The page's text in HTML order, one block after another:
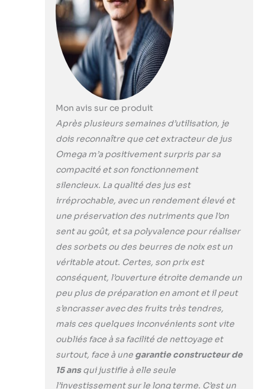
buses à pâtes |
Moteur 200 W
|Tension 220 V Le
capuchon
d'extrémité
réglable comporte
trois réglages
meilleur parti de
vos fruits, légumes
et légumes-
feuilles.
Mon avis sur ce produit
Après plusieurs semaines d’utilisation, je
dois reconnaître que cet extracteur de jus
Omega m’a positivement surpris par sa
compacité et son fonctionnement
silencieux. La qualité des jus est
irréprochable, avec un rendement élevé et
une préservation des nutriments que l’on
sent au goût, et sa polyvalence pour réaliser
des sorbets ou des beurres de noix est un
véritable atout. Certes, son prix est
conséquent, l’ouverture étroite demande un
peu plus de préparation en amont et il peut
s’encrasser avec des fruits très tendres,
mais ces quelques inconvénients sont vite
oubliés face à sa facilité de nettoyage et
surtout, face à une garantie constructeur de
15 ansqui justifie à elle seule
l’investissement sur le long terme. C’est un